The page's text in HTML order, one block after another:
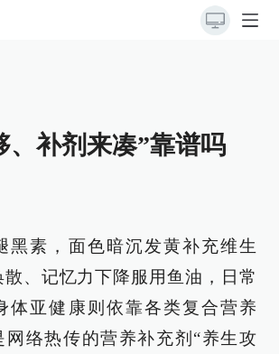
、补剂来凑”靠谱吗
黑素，面色暗沉发黄补充维生
、记忆力下降服用鱼油，日常
体亚健康则依靠各类复合营养
络热传的营养补充剂“养生攻